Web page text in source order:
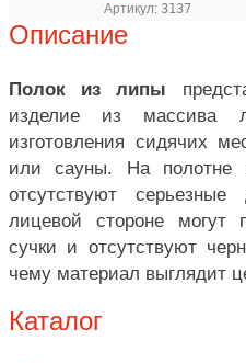
Артикул: 3137
Описание
Полок из липы
изделие из массива
изготовления сидячих
или сауны. На полотне
отсутствуют
лицевой стороне могут
сучки и отсутствуют
чему материал выглядит
Каталог